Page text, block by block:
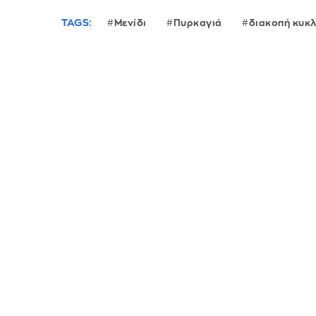
TAGS: Μενίδι Πυρκαγιά διακοπή